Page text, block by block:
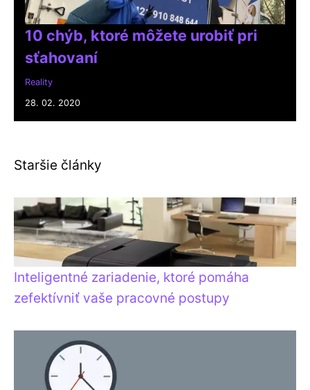
10 chýb, ktoré môžete urobiť pri
sťahovaní
Reality
28. 02. 2020
Staršie články
Inteligentné zariadenie, ktoré pomáha
zefektívniť vaše pracovné postupy